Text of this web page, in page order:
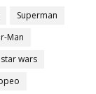
Superman
Man
star wars